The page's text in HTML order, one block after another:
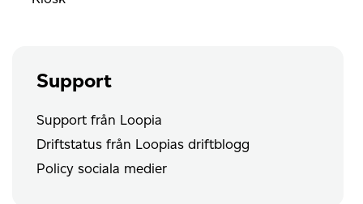
Support
Support från Loopia
Driftstatus från Loopias driftblogg
Policy sociala medier